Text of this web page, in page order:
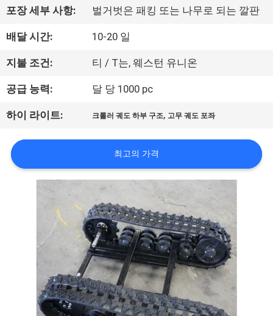
장
견
학
품
관
포장 세부 사항: 벌거벗은 패킹 또는 나무로 되는 깔판
배달 시간: 10-20 일
지불 조건: 티 / T는, 웨스턴 유니온
공급 능력: 달 당 1000 pc
하이 라이트: 크롤러 궤도 하부 구조, 고무 궤도 포좌
최고의 가격